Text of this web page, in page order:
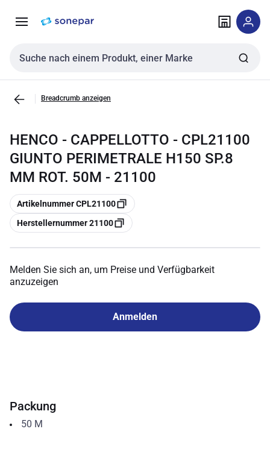
NavigationInhalt
Sucheingabe
Breadcrumb anzeigen
HENCO - CAPPELLOTTO - CPL21100
GIUNTO PERIMETRALE H150 SP.8
MM ROT. 50M - 21100
Kopieren
Artikelnummer CPL21100
Kopieren
Herstellernummer 21100
Melden Sie sich an, um Preise und Verfügbarkeit
anzuzeigen
Anmelden
Packung
50 M